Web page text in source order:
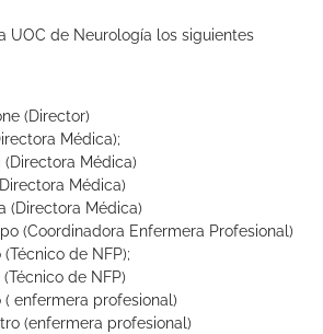
UOC de Neurología los siguientes
(Director)
Médica);
(Directora Médica)
Médica)
(Directora Médica)
(Coordinadora Enfermera Profesional)
de NFP);
de NFP)
enfermera profesional)
(enfermera profesional)